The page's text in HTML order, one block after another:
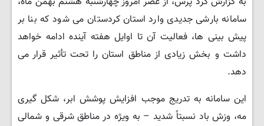
سامانه بارشی جدیدی وارد استان کردستان می شود که بنا بر
پیش بینی ها، فعالیت آن تا اوایل هفته آینده ادامه خواهد
داشت و بخش زیادی از مناطق استان را تحت تأثیر قرار می
دهد.
این سامانه به تدریج موجب افزایش پوشش ابر، شکل گیری
مه، وزش باد نسبتاً شدید – به ویژه در مناطق شرقی و شمالی